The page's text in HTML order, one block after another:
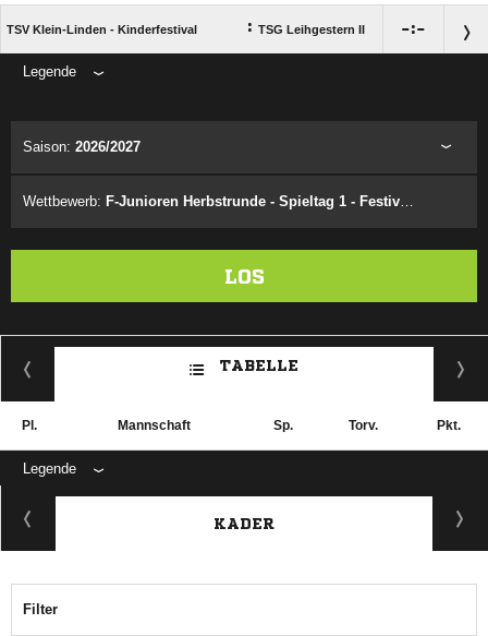
TSV Klein-Linden - Kinderfestival : TSG Leihgestern II :
Legende
Saison: 2026/2027
Wettbewerb: F-Junioren Herbstrunde - Spieltag 1 - Festival 1.1
LOS
TABELLE
Pl. Mannschaft Sp. Torv. Pkt.
Legende
KADER
Filter